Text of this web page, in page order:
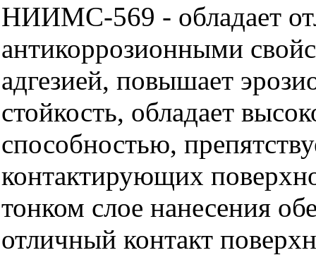
НИИМС-569 - обладает
антикоррозионными
адгезией, повышает
стойкость, обладает
способностью,
контактирующих
тонком слое нанесения
отличный контакт